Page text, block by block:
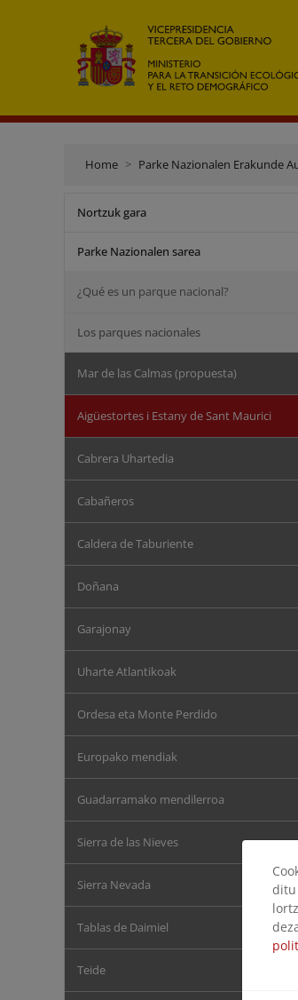
Home Parke Nazionalen Erakunde
Nortzuk gara
Parke Nazionalen sarea
¿Qué es un parque nacional?
Los parques nacionales
Mar de las Calmas (propuesta)
Aigüestortes i Estany de Sant Maurici
Cabrera Uhartedia
Cabañeros
Caldera de Taburiente
Doñana
Garajonay
Uharte Atlantikoak
Ordesa eta Monte Perdido
Europako mendiak
Guadarramako mendilerroa
Sierra de las Nieves
Sierra Nevada
Tablas de Daimiel
Teide
ditu